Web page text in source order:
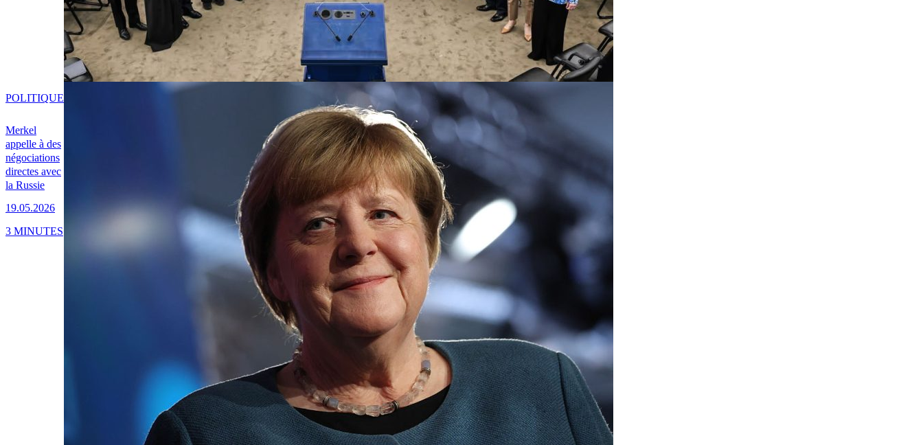
Merkel
appelle à des
négociations
directes avec
la Russie
19.05.2026
POLITIQUE
3 MINUTES